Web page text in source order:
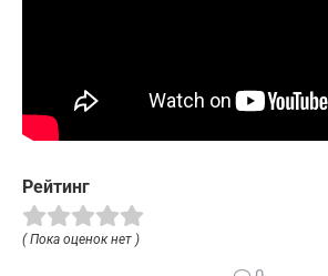
Рейтинг
( Пока оценок нет )